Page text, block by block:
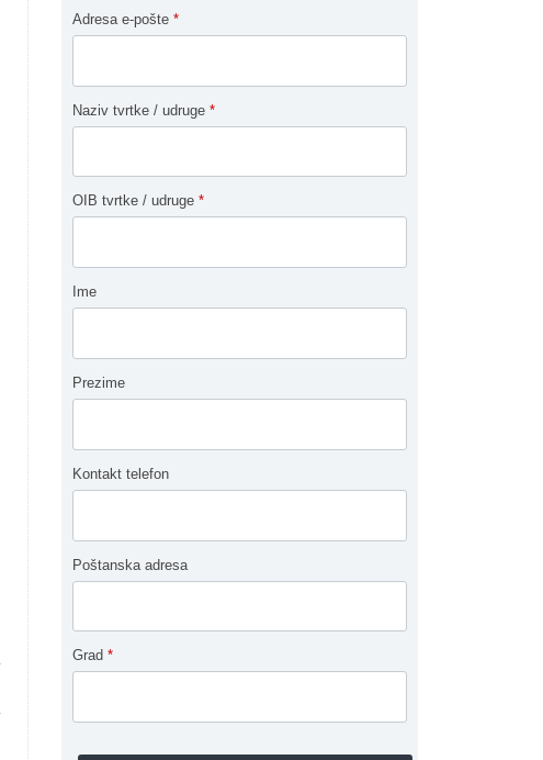
Adresa e-pošte *
Naziv tvrtke / udruge *
OIB tvrtke / udruge *
Ime
Prezime
Kontakt telefon
Poštanska adresa
Grad *